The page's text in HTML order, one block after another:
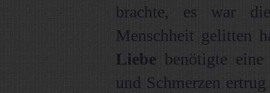
brachte, es war
Menschheit gelitten
Liebe benötigte
und Schmerzen